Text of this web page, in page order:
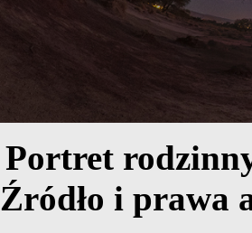
Portret rodzinny
Źródło i prawa